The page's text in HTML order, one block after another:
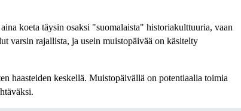
koeta täysin osaksi "suomalaista" historiakulttuuria, vaan
varsin rajallista, ja usein muistopäivää on käsitelty
haasteiden keskellä. Muistopäivällä on potentiaalia toimia